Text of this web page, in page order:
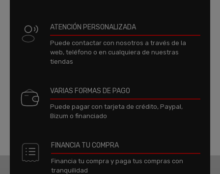
ATENCIÓN PERSONALIZADA
Puede contactar con nosotros a través de la
web, teléfono o en cualquiera de nuestras
tiendas
VARIAS FORMAS DE PAGO
Puede pagar con tarjeta de crédito, Paypal,
Bizum o financiado
FINANCIA TU COMPRA
Financia tu compra y paga tus compras con
tranquilidad